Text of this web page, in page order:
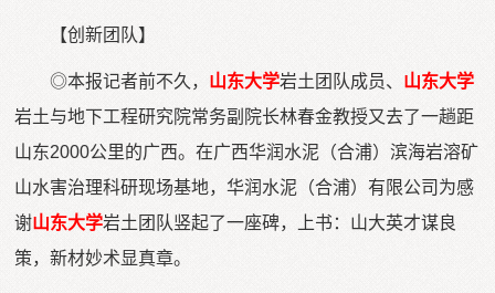
【创新团队】
◎本报记者前不久， 山东大学岩土团队成员、 山东大学
岩土与地下工程研究院常务副院长林春金教授又去了一趟距
山东2000公里的广西。在广西华润水泥（合浦）滨海岩溶矿
山水害治理科研现场基地，华润水泥（合浦）有限公司为感
谢山东大学岩土团队竖起了一座碑，上书：山大英才谋良
策，新材妙术显真章。